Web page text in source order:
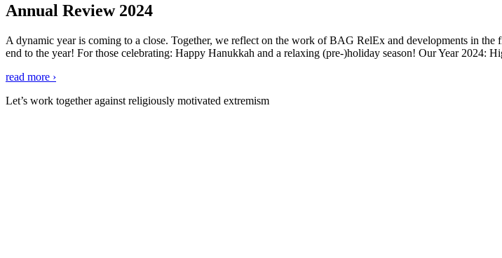
Annual Review 2024
A dynamic year is coming to a close. Together, we reflect on the work of BAG RelEx and developments in
end to the year! For those celebrating: Happy Hanukkah and a relaxing (pre-)holiday season! Our Year 2024:
read more ›
Let’s work together against religiously motivated extremism